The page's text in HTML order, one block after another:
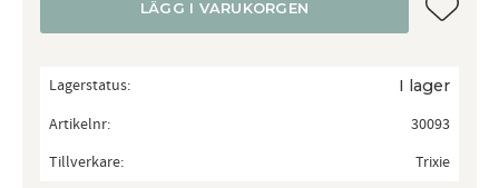
LÄGG I VARUKORGEN Lägg
Lagerstatus I lager
Artikelnr
30093
Tillverkare
Trixie